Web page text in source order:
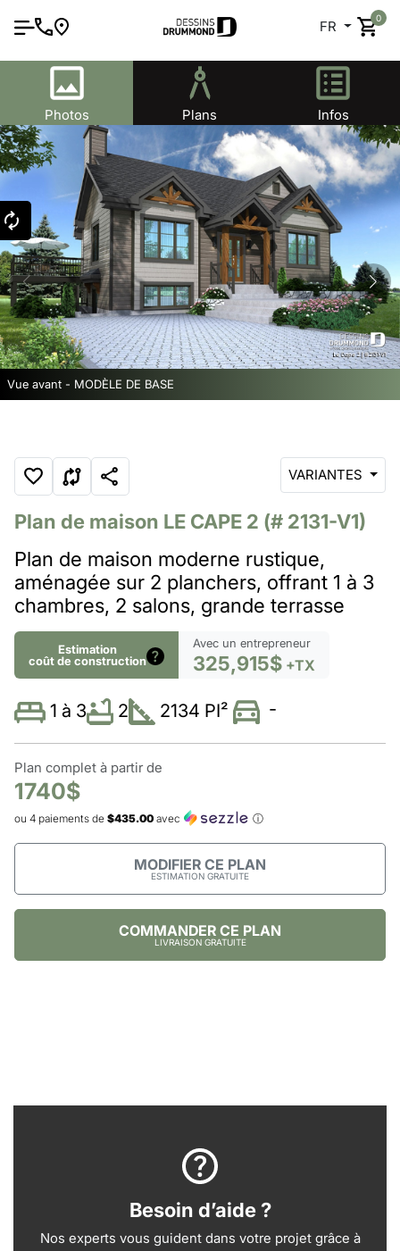
FR
0
Vue avant - MODÈLE DE BASE
Photos Plans Infos
VARIANTES
Plan de maison LE CAPE 2 (# 2131-V1)
Plan de maison moderne rustique,
aménagée sur 2 planchers, offrant 1 à 3
chambres, 2 salons, grande terrasse
Estimation
coût de construction
Avec un entrepreneur
325,915$ +TX
1 à 3 2 2134 PI² -
Plan complet à partir de
1740$
ou 4 paiements de $435.00 avec ⓘ
MODIFIER CE PLAN
ESTIMATION GRATUITE
COMMANDER CE PLAN
LIVRAISON GRATUITE
Besoin d’aide ?
Nos experts vous guident dans votre projet grâce à